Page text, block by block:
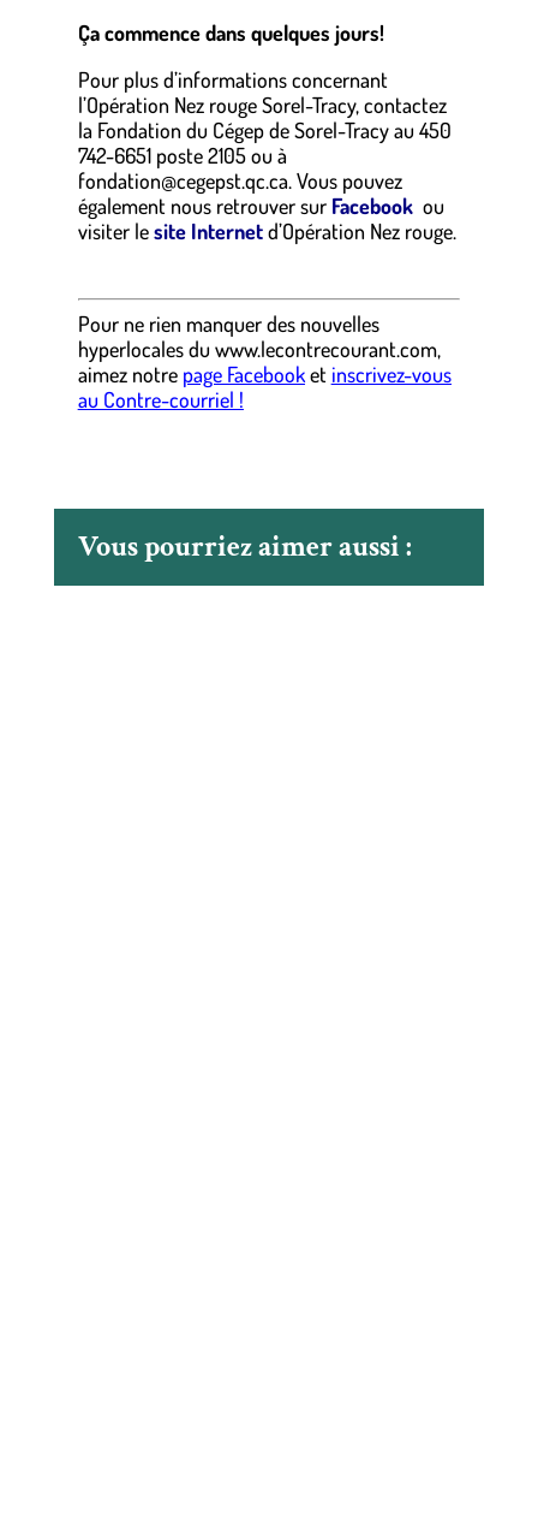
Ça commence dans quelques jours!
Pour plus d’informations concernant
l’Opération Nez rouge Sorel-Tracy, contactez
la Fondation du Cégep de Sorel-Tracy au 450
742-6651 poste 2105 ou à
fondation@cegepst.qc.ca. Vous pouvez
également nous retrouver surFacebookou
visiter lesite Internetd’Opération Nez rouge.
Pour ne rien manquer des nouvelles
hyperlocalesdu www.lecontrecourant.com,
aimez notre page Facebooket inscrivez-vous
au Contre-courriel !
Vous pourriez aimer aussi :